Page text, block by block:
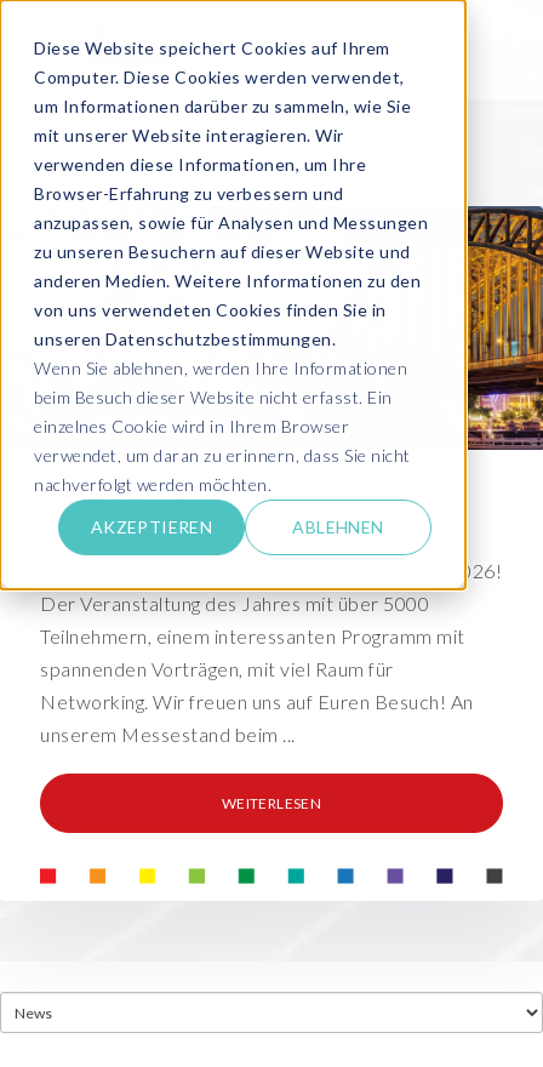
Diese Website speichert Cookies auf Ihrem
Computer. Diese Cookies werden verwendet,
um Informationen darüber zu sammeln, wie Sie
mit unserer Website interagieren. Wir
verwenden diese Informationen, um Ihre
Browser-Erfahrung zu verbessern und
anzupassen, sowie für Analysen und Messungen
zu unseren Besuchern auf dieser Website und
anderen Medien. Weitere Informationen zu den
von uns verwendeten Cookies finden Sie in
unseren Datenschutzbestimmungen.
Wenn Sie ablehnen, werden Ihre Informationen
beim Besuch dieser Website nicht erfasst. Ein
einzelnes Cookie wird in Ihrem Browser
verwendet, um daran zu erinnern, dass Sie nicht
nachverfolgt werden möchten.
AKZEPTIEREN ABLEHNEN
DSAG-Jahreskongress 2026 Köln
Wir sind dabei auf dem DSAG-Jahreskongress 2026!
Der Veranstaltung des Jahres mit über 5000
Teilnehmern, einem interessanten Programm mit
spannenden Vorträgen, mit viel Raum für
Networking. Wir freuen uns auf Euren Besuch! An
unserem Messestand beim ...
WEITERLESEN